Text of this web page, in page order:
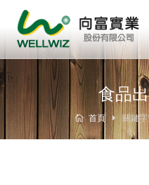
食品
首頁 關鍵